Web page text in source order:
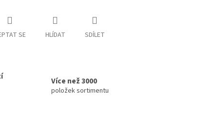
SE HLÍDAT SDÍLET
Více než 3000
položek sortimentu